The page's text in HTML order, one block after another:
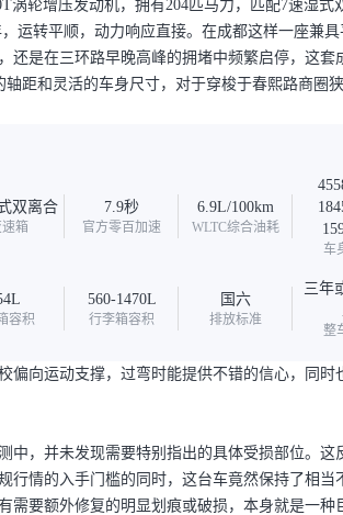
涡轮增压发动机，拥有204匹马力，匹配7速湿式
运转平顺，动力响应直接。在成都这样一座兼
还是在三环路早晚高峰的拥堵中频繁启停，这套
轴距和灵活的车身尺寸，对于穿梭于春熙路商圈
双离合
速箱
7.9秒
官方零百加速
6.9L/100km
WLTC综合油耗
车
容积
560-1470L
行李箱容积
国六
排放标准
三年
整
偏向运动支撑，过弯时能提供不错的信心，同时
中，并未发现需要特别指出的具体受损部位。这
行情的入手门槛的同时，这台车竟然保持了相当
需要额外修复的明显划痕或破损，本身就是一种